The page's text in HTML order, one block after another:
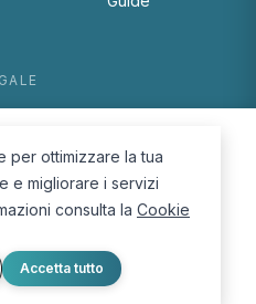
Policy
per ottimizzare la tua
e migliorare i servizi
consulta la Cookie
Accetta tutto